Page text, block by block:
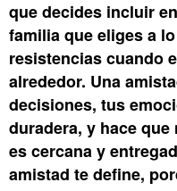
que decides incluir
familia que eliges a
resistencias cuando
alrededor. Una
decisiones, tus
duradera, y hace
es cercana y
amistad te define,